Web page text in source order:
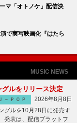
マ「オトノケ」配信決
で実写映画化『はたら
MUSIC NEWS
ルをリリース決定
Ｊ－ＰＯＰ
2026年8月8日
グルを10月28日に発売す
表は、配信プラットフ